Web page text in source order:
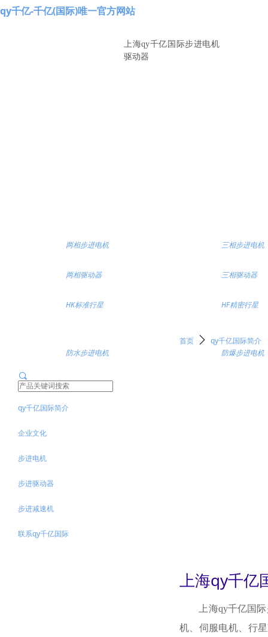
qy千亿-千亿(国际)唯一官方网站
上海qy千亿国际步进电机
驱动器
两相步进电机 三相步进电机
防爆步进电机
防水步进电机
两相驱动器 三相驱动器
HK标准行星 HF精密行星
끠
qy千亿国际简介
企业文化
步进电机
步进驱动器
步进减速机
联系qy千亿国际
首页 ꄲ qy千亿国际简介
上海qy千亿
上海qy千亿国际
机、伺服电机、行